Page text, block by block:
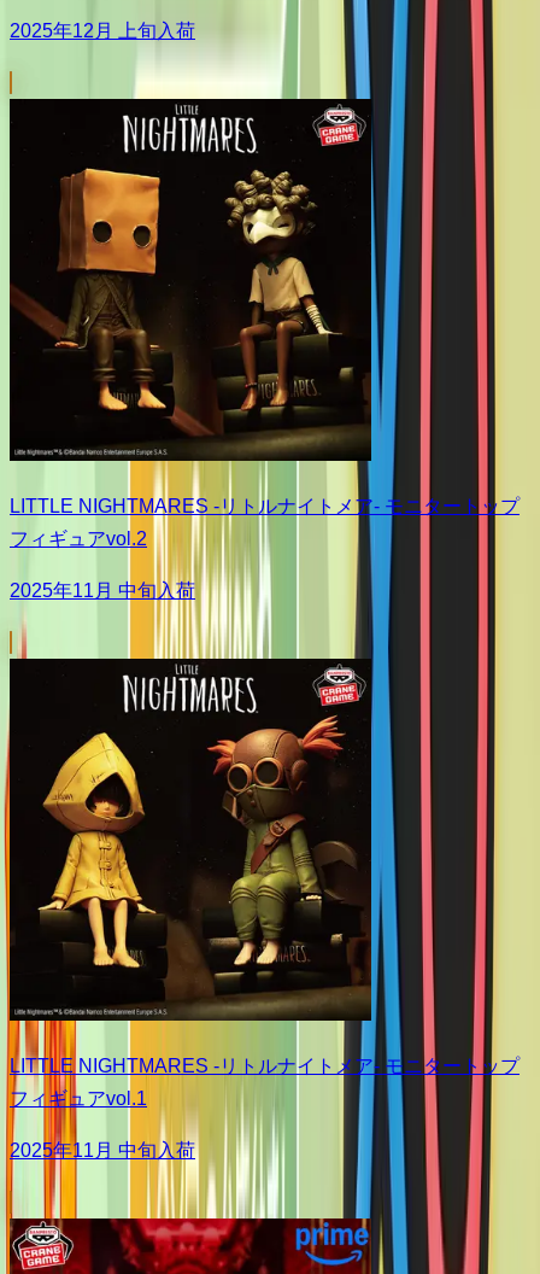
2025年12月 上旬入荷
LITTLE NIGHTMARES -リトルナイトメア- モニタートップ
フィギュアvol.2
2025年11月 中旬入荷
LITTLE NIGHTMARES -リトルナイトメア- モニタートップ
フィギュアvol.1
2025年11月 中旬入荷